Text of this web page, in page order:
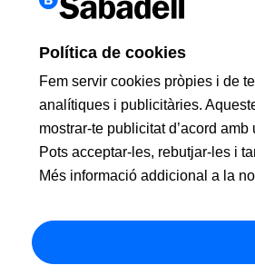
Política de cookies
Fem servir cookies pròpies i de
analítiques i publicitàries.
mostrar-te publicitat d’acord
Pots acceptar-les, rebutjar-les i
Més informació addicional a la